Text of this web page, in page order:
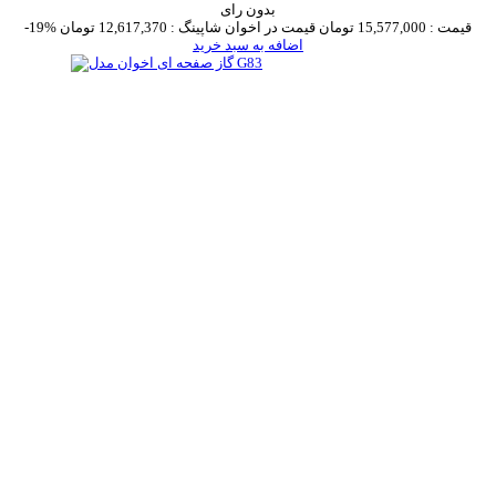
بدون رای
-19%
قیمت : 15,577,000 تومان قیمت در اخوان شاپینگ : 12,617,370 تومان
اضافه به سبد خرید